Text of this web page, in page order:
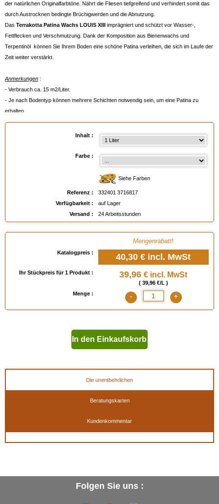
der natürlichen Originalfarbtöne. Nährt die Fliesen tiefgreifend und verhindert somit das
durch Austrocknen bedingte Brüchigwerden und die Abnutzung.
Das Terrakotta Patina Wachs LOUIS XIII imprägniert und schützt vor Wasser-,
Fettflecken und Verschmutzung. Dank der Komposition aus Bienenwachs und
Terpentinöl können Sie Ihrem Boden eine schöne Patina verleihen, die sich im Laufe der
Zeit weiter verstärkt.
Anmerkungen :
- Verbrauch ca. 15 m2/Liter.
- Je nach Bodentyp können mehrere Schichten notwendig sein, um eine Patina zu
erhalten.
- Wir raten zu einer Anwendung auf Böden, die vorher mit dem
Imprägnierer/Fleckenschutz LOUIS XIII
- Vor der Benutzung bei Raumtemperatur aufbewahren, um das Produkt zu
Inhalt :
Farbe :
Siehe Farben
Referenz :
332401 3716817
Verfügbarkeit :
auf Lager
Versand :
24 Arbeitsstunden
Mengenrabatt!
Katalogpreis : 40,30 € incl. MwSt
Ihr Stückpreis für 1 Produkt : 39,96 € incl. MwSt
( 39,96 €/L )
Menge :
- +
In den Einkaufskorb
Die unentbehrlichen
Beratungskarten
Kundenkommentar
Folgen Sie uns :